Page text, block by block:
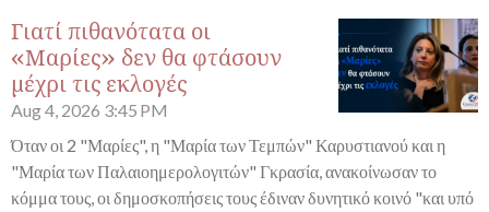
Γιατί πιθανότατα οι
«Μαρίες» δεν θα φτάσουν
μέχρι τις εκλογές
Aug 4, 2026 3:45 PM
Όταν οι 2 "Μαρίες", η "Μαρία των Τεμπών" Καρυστιανού και η
"Μαρία των Παλαιοημερολογιτών" Γκρασία, ανακοίνωσαν το
κόμμα τους, οι δημοσκοπήσεις τους έδιναν δυνητικό κοινό "και υπό